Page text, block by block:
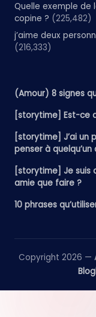
Quelle exemple de
copine ? (225,482)
j’aime deux
(216,333)
(Amour) 8 signes
[storytime] Est-ce
[storytime] J’ai un
penser à
[storytime] Je suis
amie que faire ?
10 phrases
Copyright 2026 —